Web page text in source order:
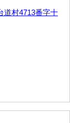
村4713番字十